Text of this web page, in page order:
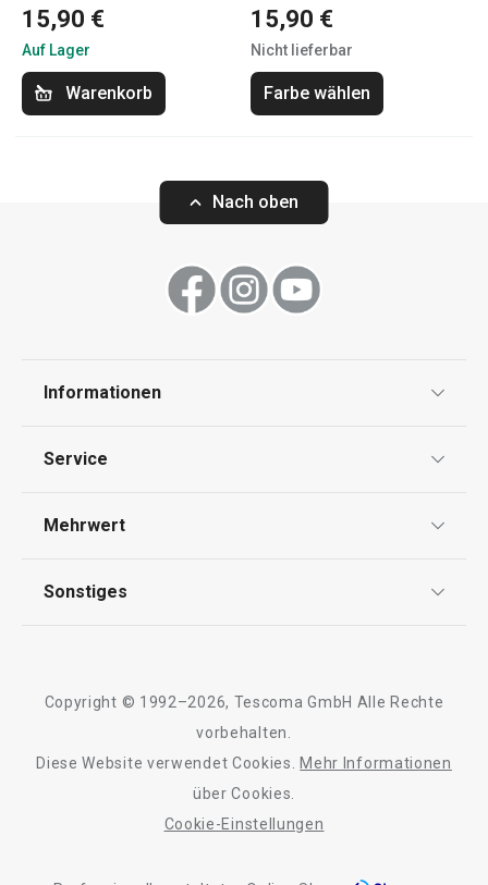
15,90 €
Auf Lager
Warenkorb
15,90 €
Nicht lieferbar
Farbe wählen
Nach oben
Informationen
Impressum
Service
Kontaktformular
Mehrwert
Qualität
Sonstiges
Barrierefreiheit
Copyright © 1992–2026, Tescoma GmbH Alle Rechte
vorbehalten.
Diese Website verwendet Cookies.
Mehr Informationen
über Cookies.
Cookie-Einstellungen